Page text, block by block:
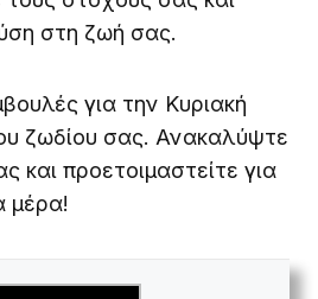
στη ζωή σας.
για την Κυριακή
ζωδίου σας. Ανακαλύψτε
και προετοιμαστείτε για
μέρα!